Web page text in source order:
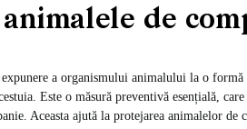
de
a organismului animalului la o
Este o măsură preventivă esențială,
Aceasta ajută la protejarea animalelor de